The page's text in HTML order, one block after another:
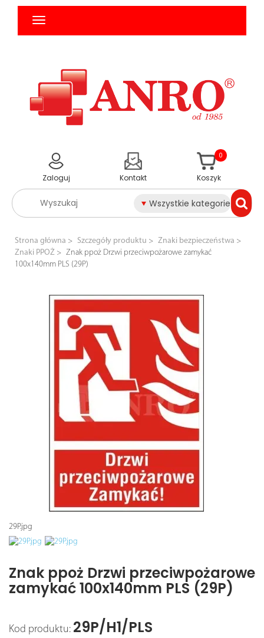
Wszystkie kategorie
Zaloguj Kontakt Koszyk
0
Strona główna Szczegóły produktu
Znaki bezpieczeństwa
Znaki PPOŻ
Znak ppoż Drzwi przeciwpożarowe zamykać
100x140mm PLS (29P)
29P.jpg
Znak ppoż Drzwi przeciwpożarowe
zamykać 100x140mm PLS (29P)
Kod produktu: 29P/H1/PLS